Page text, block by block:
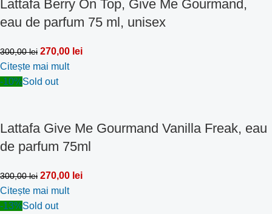
Lattafa Berry On Top, Give Me Gourmand,
eau de parfum 75 ml, unisex
300,00lei 270,00 lei
Citește mai mult
-10%Sold out
Lattafa Give Me Gourmand Vanilla Freak, eau
de parfum 75ml
300,00lei 270,00 lei
Citește mai mult
-13%Sold out